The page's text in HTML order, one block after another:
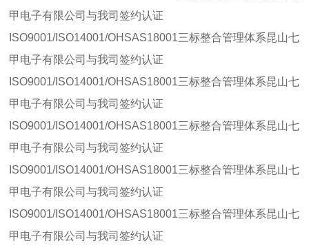
甲电子有限公司与我司签约认证
ISO9001/ISO14001/OHSAS18001三标整合管理体系昆山七
甲电子有限公司与我司签约认证
ISO9001/ISO14001/OHSAS18001三标整合管理体系昆山七
甲电子有限公司与我司签约认证
ISO9001/ISO14001/OHSAS18001三标整合管理体系昆山七
甲电子有限公司与我司签约认证
ISO9001/ISO14001/OHSAS18001三标整合管理体系昆山七
甲电子有限公司与我司签约认证
ISO9001/ISO14001/OHSAS18001三标整合管理体系昆山七
甲电子有限公司与我司签约认证